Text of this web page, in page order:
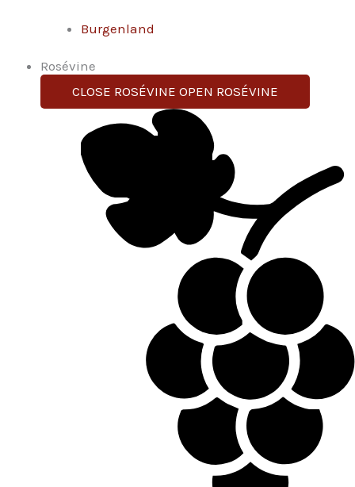
Burgenland
Rosévine
CLOSE ROSÉVINE OPEN ROSÉVINE